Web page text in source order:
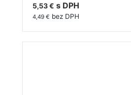
5,53 € s DPH
4,49 € bez DPH